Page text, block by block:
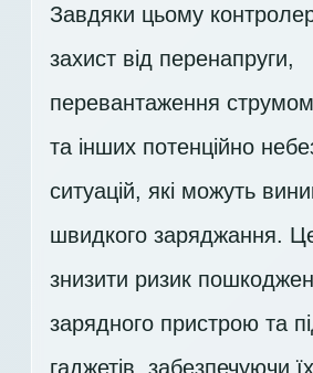
Завдяки цьому
захист від перенапруги,
перевантаження
та інших потенційно
ситуацій, які можуть
швидкого заряджання.
знизити ризик
зарядного пристрою та
гаджетів, забезпечуючи